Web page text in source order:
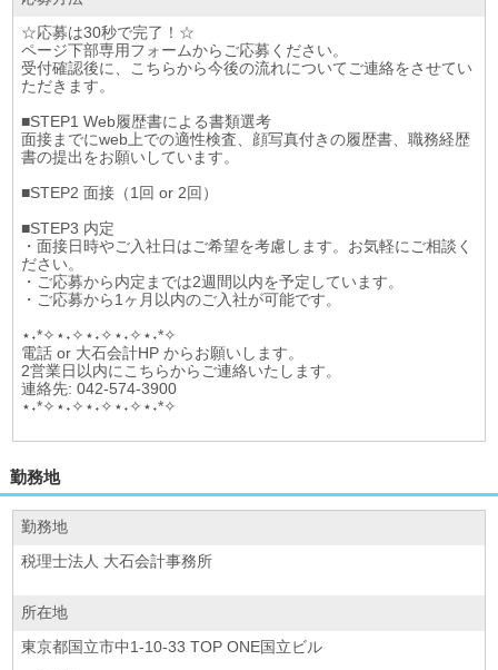
☆応募は30秒で完了！☆
ページ下部専用フォームからご応募ください。
受付確認後に、こちらから今後の流れについてご連絡をさせてい
ただきます。
■STEP1 Web履歴書による書類選考
面接までにweb上での適性検査、顔写真付きの履歴書、職務経歴
書の提出をお願いしています。
■STEP2 面接（1回 or 2回）
■STEP3 内定
・面接日時やご入社日はご希望を考慮します。お気軽にご相談く
ださい。
・ご応募から内定までは2週間以内を予定しています。
・ご応募から1ヶ月以内のご入社が可能です。
⋆˖*✧⋆˖✧⋆˖✧⋆˖✧⋆˖*✧
電話 or 大石会計HP からお願いします。
2営業日以内にこちらからご連絡いたします。
連絡先: 042-574-3900
⋆˖*✧⋆˖✧⋆˖✧⋆˖✧⋆˖*✧
勤務地
勤務地
税理士法人 大石会計事務所
所在地
東京都国立市中1-10-33 TOP ONE国立ビル